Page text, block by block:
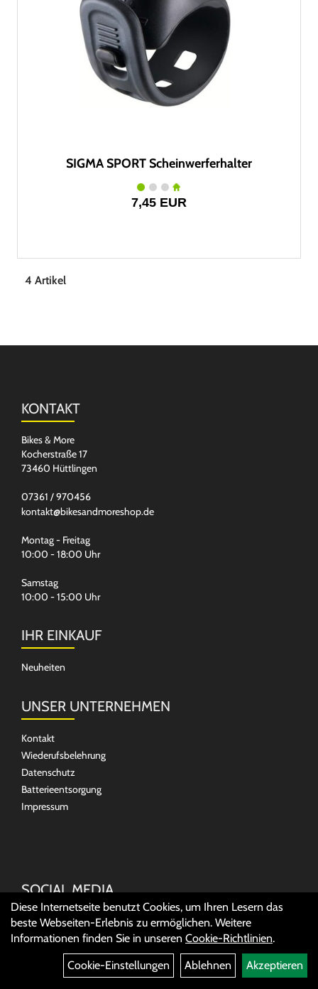
SIGMA SPORT Scheinwerferhalter
7,45 EUR
4 Artikel
KONTAKT
Bikes & More
Kocherstraße 17
73460 Hüttlingen
07361 / 970456
kontakt@bikesandmoreshop.de
Montag - Freitag
10:00 - 18:00 Uhr
Samstag
10:00 - 15:00 Uhr
IHR EINKAUF
Neuheiten
UNSER UNTERNEHMEN
Kontakt
Wiederufsbelehrung
Datenschutz
Batterieentsorgung
Impressum
SOCIAL MEDIA
Diese Internetseite benutzt Cookies, um Ihren Lesern das
beste Webseiten-Erlebnis zu ermöglichen. Weitere
Informationen finden Sie in unseren Cookie-Richtlinien.
Cookie-Einstellungen
Ablehnen Akzeptieren